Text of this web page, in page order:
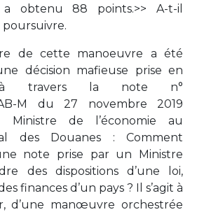
a obtenu 88 points.>> A-t-il
de cette manoeuvre a été
décision mafieuse prise en
travers la note n°
M du 27 novembre 2019
Ministre de l’économie au
des Douanes : Comment
note prise par un Ministre
des dispositions d’une loi,
finances d’un pays ? Il s’agit à
d’une manœuvre orchestrée